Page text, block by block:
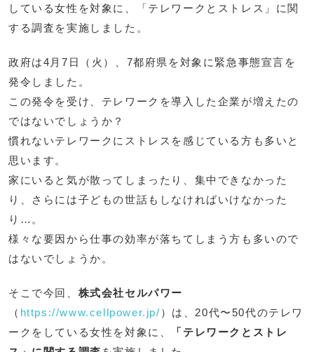
している女性を対象に、「テレワークとストレス」に関
する調査を実施しました。
政府は4月7日（火）、7都府県を対象に緊急事態宣言を
発令しました。
この発令を受け、テレワークを導入した企業が増えたの
ではないでしょうか？
慣れないテレワークにストレスを感じている方も多いと
思います。
家にいると気が散ってしまったり、集中できなかった
り、さらには子どもの世話もしなければいけなかった
り…。
様々な要因から仕事の効率が落ちてしまう方も多いので
はないでしょうか。
そこで今回、 株式会社セルパワー
（ https://www.cellpower.jp/ ）は、20代〜50代のテレワ
ークをしている女性を対象に、
「テレワークとストレ